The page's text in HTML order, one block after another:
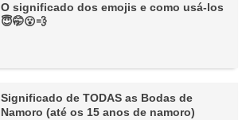
O significado dos emojis e como usá-los
😇🤭😮💨
Significado de TODAS as Bodas de
Namoro (até os 15 anos de namoro)